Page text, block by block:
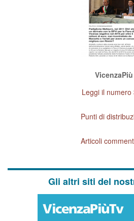
VicenzaPiù
Leggi il numero
Punti di
Articoli
Gli altri siti del